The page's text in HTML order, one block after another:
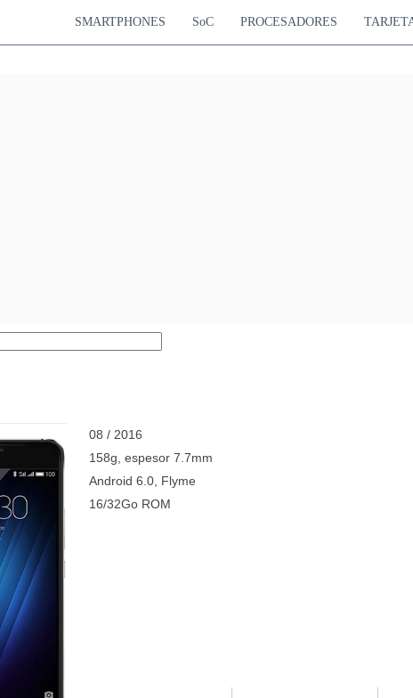
SMARTPHONES SoC PROCESADORES
08 / 2016
158g, espesor 7.7mm
Android 6.0, Flyme
16/32Go ROM